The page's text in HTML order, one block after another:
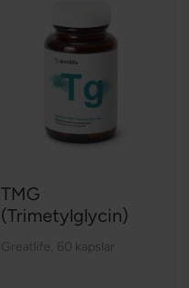
TMG
(Trimetylglycin)
Greatlife 60 kapslar